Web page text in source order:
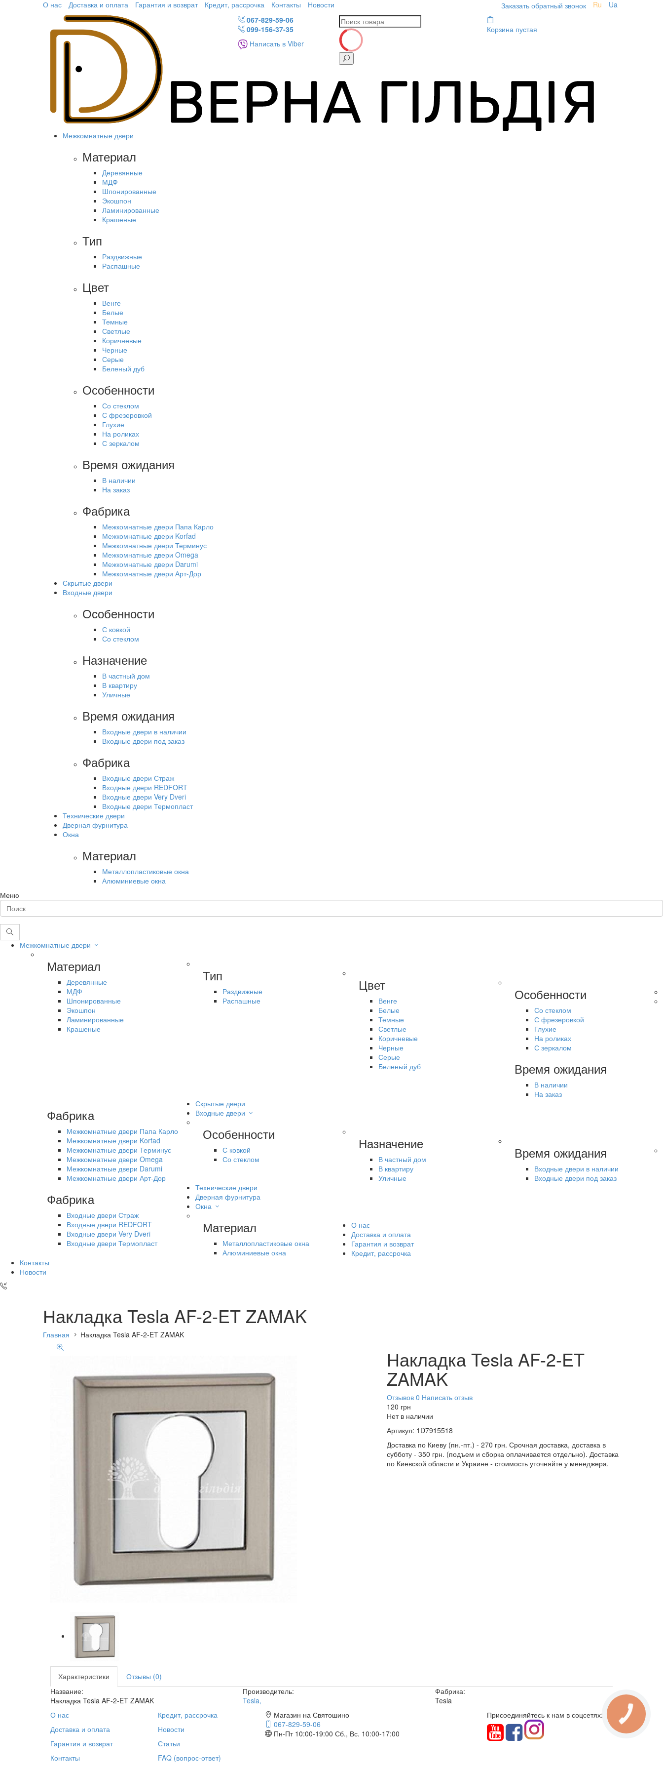
О нас Доставка и оплата Гарантия и возврат Кредит, рассрочка Контакты Новости Заказать обратный звонок Ru
Ua
067-829-59-06
099-156-37-35
Написать в Viber
Корзина пустая
Межкомнатные двери
Материал
Деревянные
МДФ
Шпонированные
Экошпон
Ламинированные
Крашеные
Тип
Раздвижные
Распашные
Цвет
Венге
Белые
Темные
Светлые
Коричневые
Черные
Серые
Беленый дуб
Особенности
Со стеклом
С фрезеровкой
Глухие
На роликах
С зеркалом
Время ожидания
В наличии
На заказ
Фабрика
Межкомнатные двери Папа Карло
Межкомнатные двери Korfad
Межкомнатные двери Терминус
Межкомнатные двери Omega
Межкомнатные двери Darumi
Межкомнатные двери Арт-Дор
Скрытые двери
Входные двери
Особенности
С ковкой
Со стеклом
Назначение
В частный дом
В квартиру
Уличные
Время ожидания
Входные двери в наличии
Входные двери под заказ
Фабрика
Входные двери Страж
Входные двери REDFORT
Входные двери Very Dveri
Входные двери Термопласт
Технические двери
Дверная фурнитура
Окна
Материал
Металлопластиковые окна
Алюминиевые окна
Меню
Межкомнатные двери
Материал
Деревянные
МДФ
Шпонированные
Экошпон
Ламинированные
Крашеные
Тип
Раздвижные
Распашные
Цвет
Венге
Белые
Темные
Светлые
Коричневые
Черные
Серые
Беленый дуб
Особенности
Со стеклом
С фрезеровкой
Глухие
На роликах
С зеркалом
Время ожидания
В наличии
На заказ
Фабрика
Межкомнатные двери Папа Карло
Межкомнатные двери Korfad
Межкомнатные двери Терминус
Межкомнатные двери Omega
Межкомнатные двери Darumi
Межкомнатные двери Арт-Дор
Скрытые двери
Входные двери
Особенности
С ковкой
Со стеклом
Назначение
В частный дом
В квартиру
Уличные
Время ожидания
Входные двери в наличии
Входные двери под заказ
Фабрика
Входные двери Страж
Входные двери REDFORT
Входные двери Very Dveri
Входные двери Термопласт
Технические двери
Дверная фурнитура
Окна
Материал
Металлопластиковые окна
Алюминиевые окна
О нас
Доставка и оплата
Гарантия и возврат
Кредит, рассрочка
Контакты
Новости
Накладка Tesla AF-2-ET ZAMAK
Главная Накладка Tesla AF-2-ET ZAMAK
Накладка Tesla AF-2-ET
ZAMAK
Отзывов 0 Написать отзыв
120 грн
Нет в наличии
Артикул: 1D7915518
Доставка по Киеву (пн.-пт.) - 270 грн. Срочная доставка, доставка в
субботу - 350 грн. (подъем и сборка оплачивается отдельно). Доставка
по Киевской области и Украине - стоимость уточняйте у менеджера.
Характеристики
Отзывы (0)
Название:
Накладка Tesla AF-2-ET ZAMAK
Производитель:
Tesla,
Фабрика:
Tesla
О нас
Доставка и оплата
Гарантия и возврат
Контакты
Кредит, рассрочка
Новости
Статьи
FAQ (вопрос-ответ)
Магазин на Святошино
067-829-59-06
Пн-Пт 10:00-19:00 Сб., Вс. 10:00-17:00
Присоединяйтесь к нам в соцсетях: